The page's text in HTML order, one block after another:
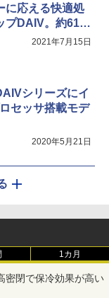
に応える快適処
プDAIV。約61〜
2021年7月15日
シリーズにイ
セッサ搭載モデ
2020年5月21日
1カ月
密閉で保冷効果が高い